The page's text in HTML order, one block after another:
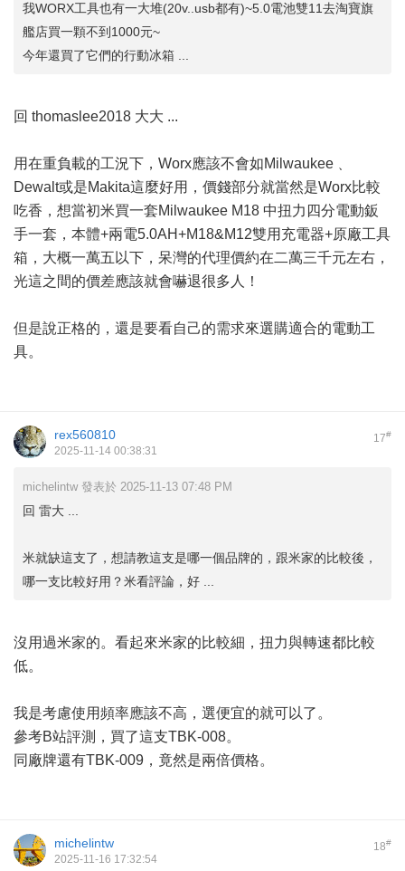
我WORX工具也有一大堆(20v..usb都有)~5.0電池雙11去淘寶旗
艦店買一顆不到1000元~
今年還買了它們的行動冰箱 ...
回 thomaslee2018 大大 ...
用在重負載的工況下，Worx應該不會如Milwaukee﹑
Dewalt或是Makita這麼好用，價錢部分就當然是Worx比較
吃香，想當初米買一套Milwaukee M18 中扭力四分電動鈑
手一套，本體+兩電5.0AH+M18&M12雙用充電器+原廠工具
箱，大概一萬五以下，呆灣的代理價約在二萬三千元左右，
光這之間的價差應該就會嚇退很多人！
但是說正格的，還是要看自己的需求來選購適合的電動工
具。
17#
rex560810
2025-11-14 00:38:31
michelintw 發表於 2025-11-13 07:48 PM
回 雷大 ...
米就缺這支了，想請教這支是哪一個品牌的，跟米家的比較後，
哪一支比較好用？米看評論，好 ...
沒用過米家的。看起來米家的比較細，扭力與轉速都比較
低。
我是考慮使用頻率應該不高，選便宜的就可以了。
參考B站評測，買了這支TBK-008。
同廠牌還有TBK-009，竟然是兩倍價格。
18#
michelintw
2025-11-16 17:32:54